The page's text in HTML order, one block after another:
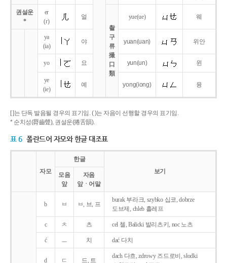
권설운
*
er
(r)
얼
촬
구
류
撮
口
類
yue(ue) 웨
ya
(ia)
야 yuan(uan) 위안
yo 요 yun(un) 윈
ye
(ie)
예 yong(iong) 융
[ ]는 단독 발음될 경우의 표기임. ( )는 자음이 선행할 경우의 표기임.
* 순치성(脣齒聲), 권설운(捲舌韻).
표 6 폴란드어 자모와 한글 대조표
자모
한글
보기
모음
앞
자음
앞ㆍ어말
b ㅂ ㅂ, 브, 프
burak 부라크, szybko 십코, dobrze
도브제, chleb 흘레프
c ㅊ 츠 cel 첼, Balicki 발리츠키, noc 노츠
ć ㅡ 치 dać 다치
d ㄷ 드, 트
dach 다흐, zdrowy 즈드로비, słodki